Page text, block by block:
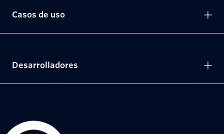
Casos de uso
Desarrolladores